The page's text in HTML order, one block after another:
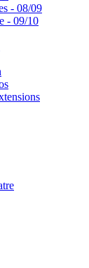
- 08/09
- 09/10